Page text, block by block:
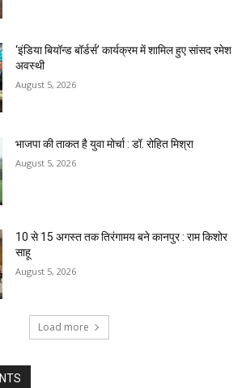
‘इंडिया बियॉन्ड बॉर्डर्स’ कार्यक्रम में शामिल हुए सांसद रमेश
अवस्थी
August 5, 2026
भाजपा की ताकत है युवा मोर्चा : डॉ. रोहित मिश्रा
August 5, 2026
10 से 15 अगस्त तक तिरंगामय बने कानपुर : राम किशोर
साहू
August 5, 2026
Load more